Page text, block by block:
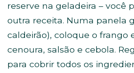
reserve na geladeira – você
outra receita. Numa panela
caldeirão), coloque o frango
cenoura, salsão e cebola.
para cobrir todos os